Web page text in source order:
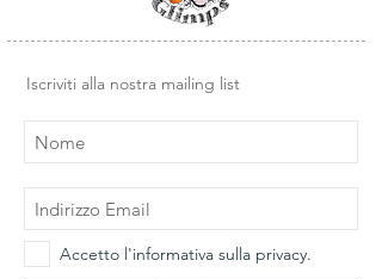
Torneremo indietro nel tempo
insieme, raccogliendo le nostre
sempre a portata di mano tutti i nostri
timbri, come in un piccolo catalogo,
molto utile in fase di creazione, ma
Iscriviti alla nostra mailing list
Accetto l'informativa sulla privacy.